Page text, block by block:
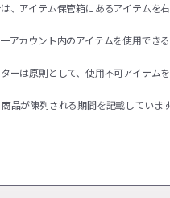
、アイテム保管箱にあるアイテムを
アカウント内のアイテムを使用でき
ーは原則として、使用不可アイテム
品が陳列される期間を記載してい